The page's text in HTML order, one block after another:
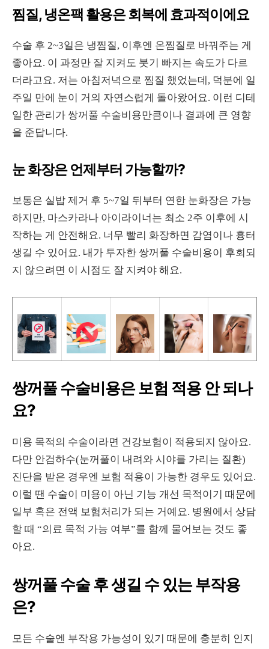
찜질, 냉온팩 활용은 회복에 효과적이에요
수술 후 2~3일은 냉찜질, 이후엔 온찜질로 바꿔주는 게
좋아요. 이 과정만 잘 지켜도 붓기 빠지는 속도가 다르
더라고요. 저는 아침저녁으로 찜질 했었는데, 덕분에 일
주일 만에 눈이 거의 자연스럽게 돌아왔어요. 이런 디테
일한 관리가 쌍꺼풀 수술비용만큼이나 결과에 큰 영향
을 준답니다.
눈 화장은 언제부터 가능할까?
보통은 실밥 제거 후 5~7일 뒤부터 연한 눈화장은 가능
하지만, 마스카라나 아이라이너는 최소 2주 이후에 시
작하는 게 안전해요. 너무 빨리 화장하면 감염이나 흉터
생길 수 있어요. 내가 투자한 쌍꺼풀 수술비용이 후회되
지 않으려면 이 시점도 잘 지켜야 해요.
쌍꺼풀 수술비용은 보험 적용 안 되나
요?
미용 목적의 수술이라면 건강보험이 적용되지 않아요.
다만 안검하수(눈꺼풀이 내려와 시야를 가리는 질환)
진단을 받은 경우엔 보험 적용이 가능한 경우도 있어요.
이럴 땐 수술이 미용이 아닌 기능 개선 목적이기 때문에
일부 혹은 전액 보험처리가 되는 거예요. 병원에서 상담
할 때 “의료 목적 가능 여부”를 함께 물어보는 것도 좋
아요.
쌍꺼풀 수술 후 생길 수 있는 부작용
은?
모든 수술엔 부작용 가능성이 있기 때문에 충분히 인지